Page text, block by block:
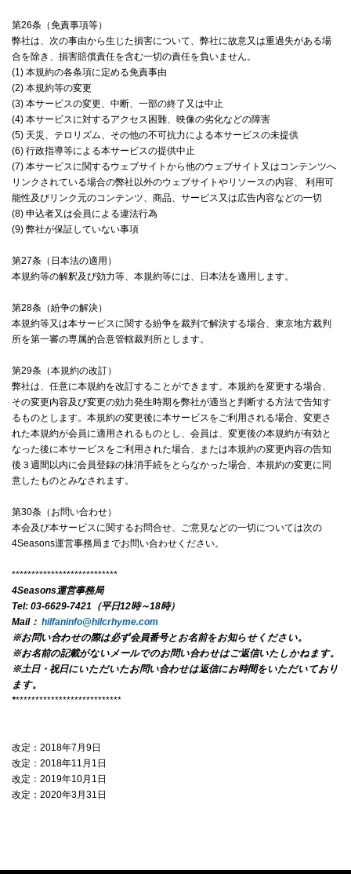
第26条（免責事項等）
弊社は、次の事由から生じた損害について、弊社に故意又は重過失がある場
合を除き、損害賠償責任を含む一切の責任を負いません。
(1) 本規約の各条項に定める免責事由
(2) 本規約等の変更
(3) 本サービスの変更、中断、一部の終了又は中止
(4) 本サービスに対するアクセス困難、映像の劣化などの障害
(5) 天災、テロリズム、その他の不可抗力による本サービスの未提供
(6) 行政指導等による本サービスの提供中止
(7) 本サービスに関するウェブサイトから他のウェブサイト又はコンテンツへ
リンクされている場合の弊社以外のウェブサイトやリソースの内容、 利用可
能性及びリンク元のコンテンツ、商品、サービス又は広告内容などの一切
(8) 申込者又は会員による違法行為
(9) 弊社が保証していない事項
第27条（日本法の適用）
本規約等の解釈及び効力等、本規約等には、日本法を適用します。
第28条（紛争の解決）
本規約等又は本サービスに関する紛争を裁判で解決する場合、東京地方裁判
所を第一審の専属的合意管轄裁判所とします。
第29条（本規約の改訂）
弊社は、任意に本規約を改訂することができます。本規約を変更する場合、
その変更内容及び変更の効力発生時期を弊社が適当と判断する方法で告知す
るものとします。本規約の変更後に本サービスをご利用される場合、変更さ
れた本規約が会員に適用されるものとし、会員は、変更後の本規約が有効と
なった後に本サービスをご利用された場合、または本規約の変更内容の告知
後３週間以内に会員登録の抹消手続をとらなかった場合、本規約の変更に同
意したものとみなされます。
第30条（お問い合わせ）
本会及び本サービスに関するお問合せ、ご意見などの一切については次の
4Seasons運営事務局までお問い合わせください。
***************************
4Seasons運営事務局
Tel: 03-6629-7421（平日12時～18時）
Mail： hilfaninfo@hilcrhyme.com
※お問い合わせの際は必ず会員番号とお名前をお知らせください。
※お名前の記載がないメールでのお問い合わせはご返信いたしかねます。
※土日・祝日にいただいたお問い合わせは返信にお時間をいただいており
ます。
****************************
改定：2018年7月9日
改定：2018年11月1日
改定：2019年10月1日
改定：2020年3月31日